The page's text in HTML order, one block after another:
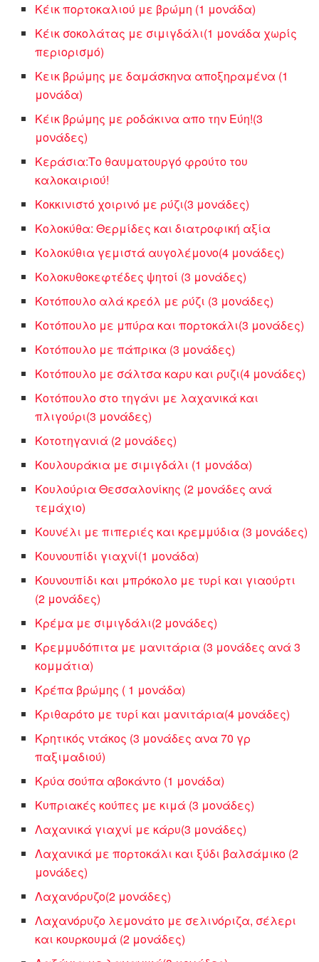
Κέικ πορτοκαλιού με βρώμη (1 μονάδα)
Κέικ σοκολάτας με σιμιγδάλι(1 μονάδα χωρίς
περιορισμό)
Κεικ βρώμης με δαμάσκηνα αποξηραμένα (1
μονάδα)
Κέικ βρώμης με ροδάκινα απο την Εύη!(3
μονάδες)
Κεράσια:Το θαυματουργό φρούτο του
καλοκαιριού!
Κοκκινιστό χοιρινό με ρύζι(3 μονάδες)
Κολοκύθα: Θερμίδες και διατροφική αξία
Κολοκύθια γεμιστά αυγολέμονο(4 μονάδες)
Κολοκυθοκεφτέδες ψητοί (3 μονάδες)
Κοτόπουλο αλά κρεόλ με ρύζι (3 μονάδες)
Κοτόπουλο με μπύρα και πορτοκάλι(3 μονάδες)
Κοτόπουλο με πάπρικα (3 μονάδες)
Κοτόπουλο με σάλτσα καρυ και ρυζι(4 μονάδες)
Κοτόπουλο στο τηγάνι με λαχανικά και
πλιγούρι(3 μονάδες)
Κοτοτηγανιά (2 μονάδες)
Kουλουράκια με σιμιγδάλι (1 μονάδα)
Κουλούρια Θεσσαλονίκης (2 μονάδες ανά
τεμάχιο)
Κουνέλι με πιπεριές και κρεμμύδια (3 μονάδες)
Κουνουπίδι γιαχνί(1 μονάδα)
Κουνουπίδι και μπρόκολο με τυρί και γιαούρτι
(2 μονάδες)
Κρέμα με σιμιγδάλι(2 μονάδες)
Κρεμμυδόπιτα με μανιτάρια (3 μονάδες ανά 3
κομμάτια)
Κρέπα βρώμης ( 1 μονάδα)
Κριθαρότο με τυρί και μανιτάρια(4 μονάδες)
Κρητικός ντάκος (3 μονάδες ανα 70 γρ
παξιμαδιού)
Κρύα σούπα αβοκάντο (1 μονάδα)
Κυπριακές κούπες με κιμά (3 μονάδες)
Λαχανικά γιαχνί με κάρυ(3 μονάδες)
Λαχανικά με πορτοκάλι και ξύδι βαλσάμικο (2
μονάδες)
Λαχανόρυζο(2 μονάδες)
Λαχανόρυζο λεμονάτο με σελινόριζα, σέλερι
και κουρκουμά (2 μονάδες)